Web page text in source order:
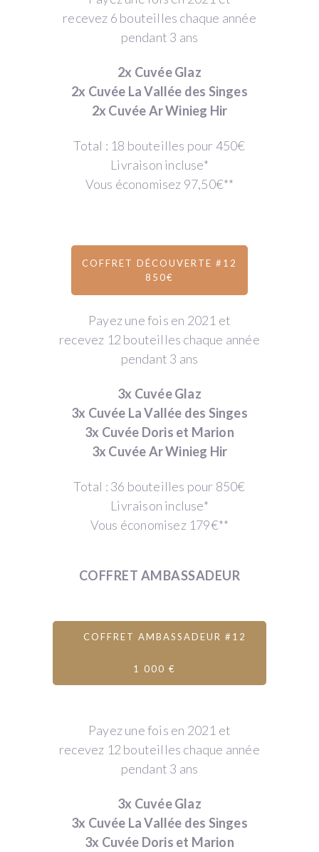
recevez 6 bouteilles chaque année
pendant 3 ans
2x Cuvée Glaz
2x Cuvée La Vallée des Singes
2x Cuvée Ar Winieg Hir
Total : 18 bouteilles pour 450€
Livraison incluse*
Vous économisez 97,50€**
COFFRET DÉCOUVERTE #12
850€
Payez une fois en 2021 et
recevez 12 bouteilles chaque année
pendant 3 ans
3x Cuvée Glaz
3x Cuvée La Vallée des Singes
3x Cuvée Doris et Marion
3x Cuvée Ar Winieg Hir
Total : 36 bouteilles pour 850€
Livraison incluse*
Vous économisez 179€**
COFFRET AMBASSADEUR
COFFRET AMBASSADEUR #12
1 000 €
Payez une fois en 2021 et
recevez 12 bouteilles chaque année
pendant 3 ans
3x Cuvée Glaz
3x Cuvée La Vallée des Singes
3x Cuvée Doris et Marion